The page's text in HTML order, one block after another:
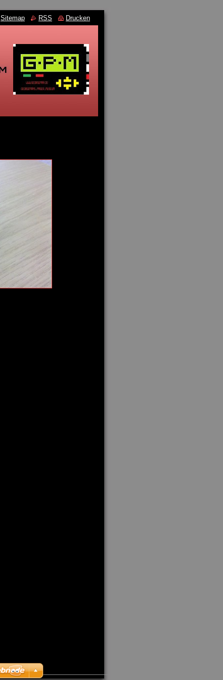
Sitemap RSS Drucken